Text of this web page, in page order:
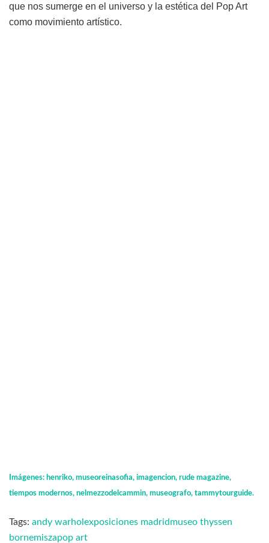
que nos sumerge en el universo y la estética del Pop Art
como movimiento artístico.
Imágenes: henriko, museoreinasofia, imagencion, rude magazine,
tiempos modernos, nelmezzodelcammin, museografo, tammytourguide.
Tags: andy warhol exposiciones madridmuseo thyssen
bornemiszapop art